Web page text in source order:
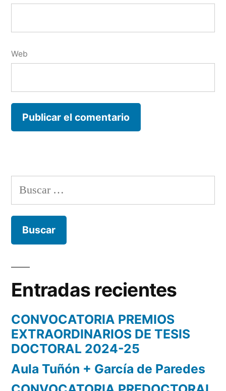
Web
Buscar:
Entradas recientes
CONVOCATORIA PREMIOS
EXTRAORDINARIOS DE TESIS
DOCTORAL 2024-25
Aula Tuñón + García de Paredes